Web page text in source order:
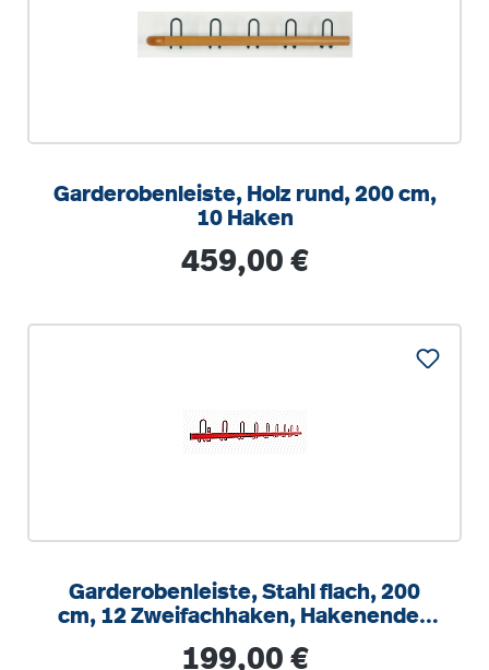
Garderobenleiste, Holz rund, 200 cm,
10 Haken
Regulärer Preis:
459,00 €
Garderobenleiste, Stahl flach, 200
cm, 12 Zweifachhaken, Hakenenden
Regulärer Preis:
199,00 €